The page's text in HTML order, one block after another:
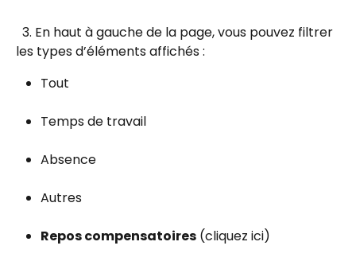
les types d’éléments affichés :
Tout
Temps de travail
Absence
Autres
Repos compensatoires (cliquez ici)